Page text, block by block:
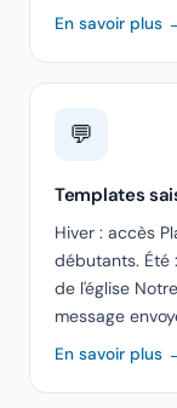
En savoir plus
💬
Templates
Hiver : accès
débutants. Été
de l'église
message
En savoir plus